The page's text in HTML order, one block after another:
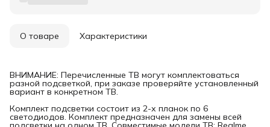
О товаре Характеристики
ВНИМАНИЕ: Перечисленные ТВ могут комплектоваться
разной подсветкой, при заказе проверяйте установленный
вариант в конкретном ТВ.
Комплект подсветки состоит из 2-х планок по 6
светодиодов. Комплект предназначен для замены всей